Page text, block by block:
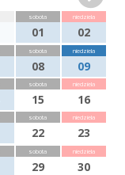
sobota
01
niedziela
02
sobota
08
niedziela
09
sobota
15
niedziela
16
sobota
22
niedziela
23
sobota
29
niedziela
30